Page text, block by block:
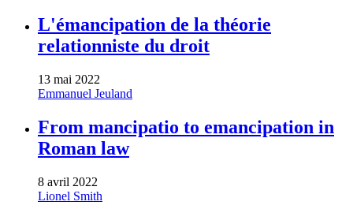
L'émancipation de la théorie
relationniste du droit
13 mai 2022
Emmanuel Jeuland
From mancipatio to emancipation in
Roman law
8 avril 2022
Lionel Smith